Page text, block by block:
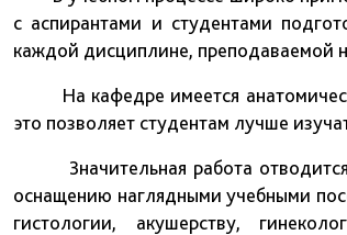
с аспирантами и студентами
каждой дисциплине, преподаваемой
На кафедре имеется
это позволяет студентам лучше
Значительная работа отводится
оснащению наглядными учебными
гистологии, акушерству,